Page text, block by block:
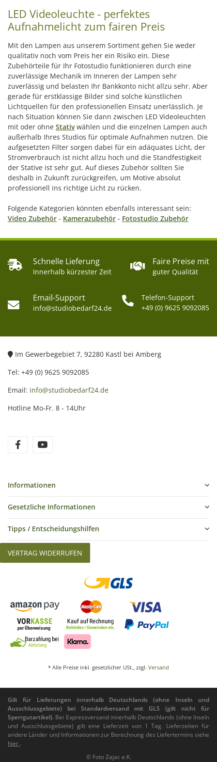
LED Videoleuchte - perfektes
Aufnahmelicht zum fairen Preis
Mit den Lampen aus unserem Sortiment gehen Sie weder
qualitativ noch vom Preis her ein Risiko ein. Diese
Zubehörteile für Ihr Fotostudio funktionieren durch eine
zuverlässige Mechanik im Inneren der Lampen sehr
zuverlässig und belasten Ihr Bankkonto nicht allzu sehr. Aber
gerade für erstklassige Bilder sind solche künstlichen
Lichtquellen für den professionellen Einsatz unerlässlich. Je
nach Situation können Sie dann zwischen LED Videoleuchten
mit oder ohne Stativwählen und die einzelnen Lampen auch
außerhalb Ihres Studios für optimale Aufnahmen nutzen. Die
aufgesetzten Filter sorgen dabei für ein adäquates Licht, der
Stromverbrauch ist nicht allzu hoch und die Standfestigkeit
der Stative ist sehr gut. Auf dieses Zubehör sollten Sie
deshalb in Zukunft zurückgreifen, um Motive absolut
professionell ins richtige Licht zu rücken.
Folgende Kategorien könnten ebenfalls interessant sein:
Video Zubehör - Kamerazubehör - Fotostudio Zubehör
Schnelle Lieferung
Innerhalb kürzester Zeit
Faire Preise mit
guter Qualität
Email-Support
info@studiobedarf24.de
Telefon-Support
+49 (0) 9625 9092085
Im Gewerbegebiet 7, 92280 Kastl bei Amberg
Tel: +49 (0) 9625 9092085
Email: info@studiobedarf24.de
Hotline Mo-Fr. 8 - 14Uhr
Informationen
Gesetzliche Informationen
Tipps / Entscheidungshilfen
VERTRAG WIDERRUFEN
* Alle Preise inkl. gesetzlicher USt., zzgl. Versand
Gilt für Lieferungen innerhalb Deutschlands (ohne Inseln und
Ausschlussgebiete) bei Standardversand mit GLS (gilt nicht für
Sperrgutartikel). Bei Expressversand innerhalb Deutschlands (ohne Inseln
und Ausschlussgebiete) gilt eine Lieferzeit von 1 Tag. Lieferzeiten für
andere Länder und Informationen zur Berechnung des Liefertermins siehe
hier .
© Foto Zajac e.K.